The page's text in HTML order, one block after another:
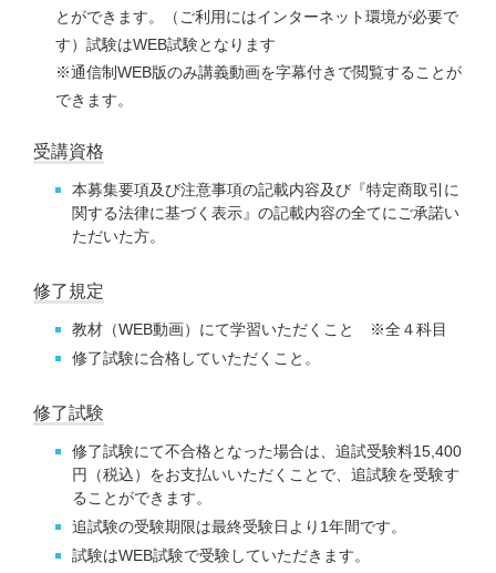
とができます。（ご利用にはインターネット環境が必要で
す）試験はWEB試験となります
※通信制WEB版のみ講義動画を字幕付きで閲覧することが
できます。
受講資格
本募集要項及び注意事項の記載内容及び『特定商取引に
関する法律に基づく表示』の記載内容の全てにご承諾い
ただいた方。
修了規定
教材（WEB動画）にて学習いただくこと ※全４科目
修了試験に合格していただくこと。
修了試験
修了試験にて不合格となった場合は、追試受験料15,400
円（税込）をお支払いいただくことで、追試験を受験す
ることができます。
追試験の受験期限は最終受験日より1年間です。
試験はWEB試験で受験していただきます。